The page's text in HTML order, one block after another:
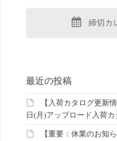
締切カ
最近の投稿
【入荷カタログ更新
日(月)アップロード入荷カ
【重要：休業のお知